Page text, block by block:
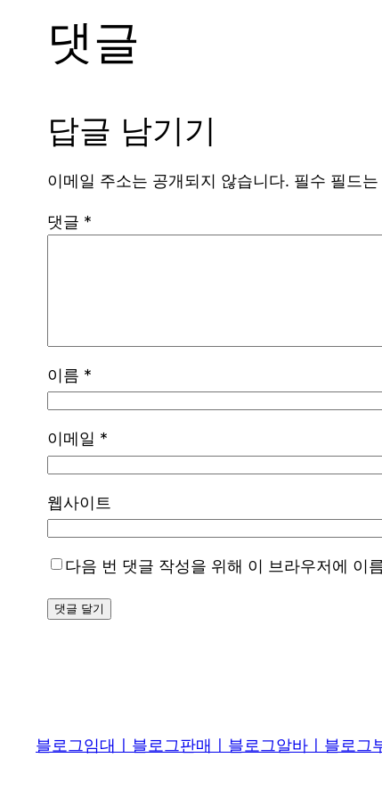
댓글
답글 남기기
이메일 주소는 공개되지 않습니다. 필수 필드는
댓글 *
이름 *
이메일 *
웹사이트
다음 번 댓글 작성을 위해 이 브라우저에 이
블로그임대ㅣ블로그판매ㅣ블로그알바ㅣ블로그